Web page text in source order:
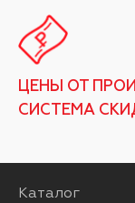
ЦЕНЫ ОТ
СИСТЕМА
Каталог